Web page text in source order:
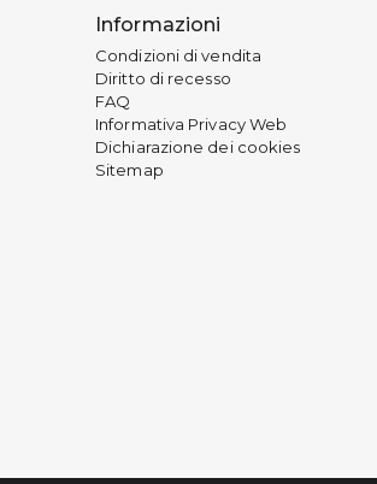
Informazioni
Condizioni di vendita
Diritto di recesso
FAQ
Informativa Privacy Web
Dichiarazione dei cookies
Sitemap